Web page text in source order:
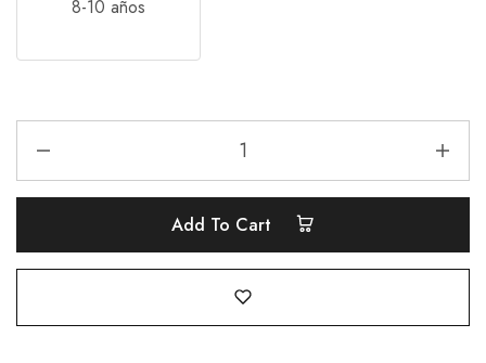
8-10 años
Add To Cart